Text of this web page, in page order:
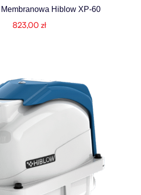
Hiblow XP-60
823,00 zł